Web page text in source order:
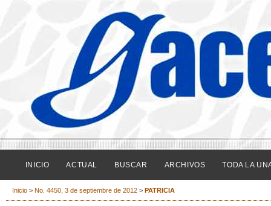
INICIO ACTUAL BUSCAR ARCHIVOS TODA LA
Inicio > No. 4450, 3 de septiembre de 2012 > PATRICIA